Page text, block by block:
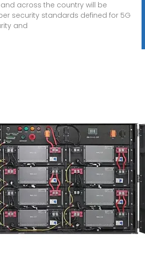
across the country will be
security standards defined for 5G
and